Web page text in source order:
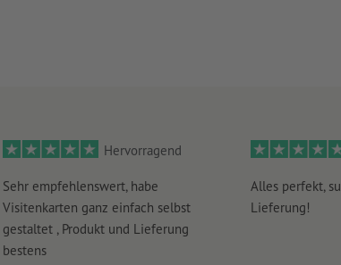
Hervorragend
Sehr empfehlenswert, habe
Visitenkarten ganz einfach selbst
gestaltet , Produkt und Lieferung
bestens
Alles perfekt,
Lieferung!